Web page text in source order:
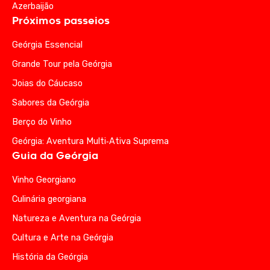
Azerbaijão
Próximos passeios
Geórgia Essencial
Grande Tour pela Geórgia
Joias do Cáucaso
Sabores da Geórgia
Berço do Vinho
Geórgia: Aventura Multi‑Ativa Suprema
Guia da Geórgia
Vinho Georgiano
Culinária georgiana
Natureza e Aventura na Geórgia
Cultura e Arte na Geórgia
História da Geórgia